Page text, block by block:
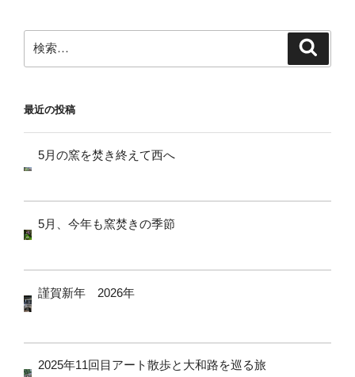
ー
シ
索:
最近の投稿
5月の窯を焚き終えて西へ
5月、今年も窯焚きの季節
謹賀新年 2026年
2025年11回目アート散歩と大和路を巡る旅